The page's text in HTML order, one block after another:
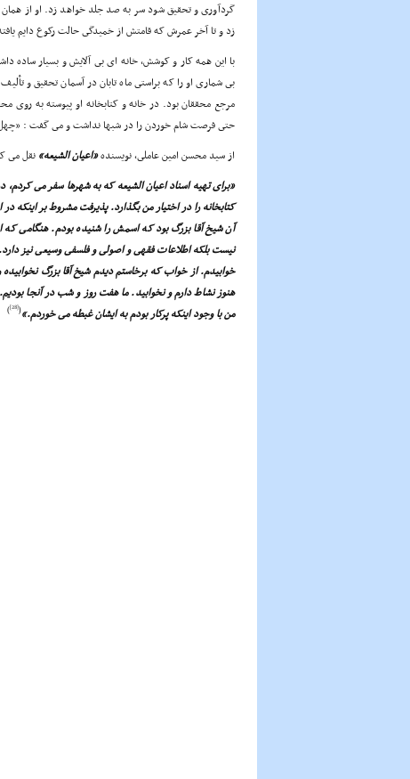
گردآورى و تحقیق شود سر به صد جلد خواهد زد. او از
زد و تا آخر عمرش که قامتش از خمیدگى حالت رکوع دایم
با این همه کار و کوشش، خانه اى بى آلایش و بسیار ساده
بى شمارى او را که براستى ماه تابان در آسمان تحقیق و
مرجع محققان بود. در خانه و کتابخانه او پیوسته به روى
حتى فرصت شام خوردن را در شبها نداشت و مى گفت :
از سید محسن امین عاملى، نویسنده«اعیان الشیعه» نقل مى
«براى تهیه اسناد اعیان الشیعه که به شهرها سفر مى
کتابخانه را در اختیار من بگذارد. پذیرفت مشروط بر
آن شیخ آقا بزرگ بود که اسمش را شنیده بودم. هنگامى
نیست بلکه اطلاعات فقهى و اصولى و فلسفى وسیعى نیز
خوابیدم. از خواب که برخاستم دیدم شیخ آقا بزرگ
هنوز نشاط دارم و نخوابید. ما هفت روز و شب در آنجا
من با وجود اینکه پرکار بودم به ایشان غبطه مى خوردم.»(
[28]
)